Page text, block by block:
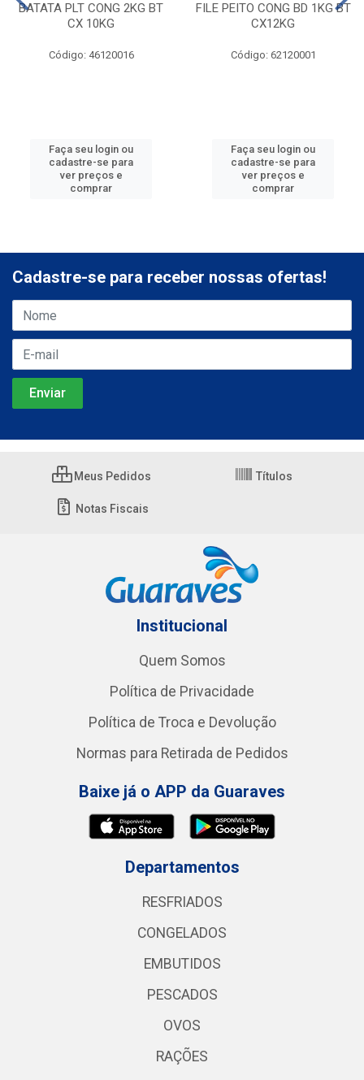
BATATA PLT CONG 2KG BT
CX 10KG
Código: 46120016
Faça seu login ou
cadastre-se para
ver preços e
comprar
FILE PEITO CONG BD 1KG BT
CX12KG
Código: 62120001
Faça seu login ou
cadastre-se para
ver preços e
comprar
Cadastre-se para receber nossas ofertas!
Meus Pedidos Títulos
Notas Fiscais
Institucional
Quem Somos
Política de Privacidade
Política de Troca e Devolução
Normas para Retirada de Pedidos
Baixe já o APP da Guaraves
Departamentos
RESFRIADOS
CONGELADOS
EMBUTIDOS
PESCADOS
OVOS
RAÇÕES